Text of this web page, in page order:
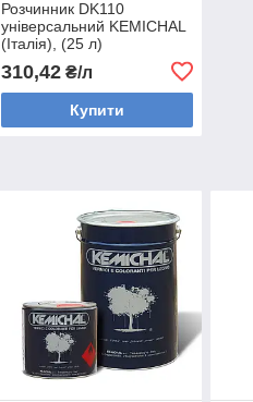
Розчинник DK110
універсальний KEMICHAL
(Італія), (25 л)
310,42₴/л
Купити